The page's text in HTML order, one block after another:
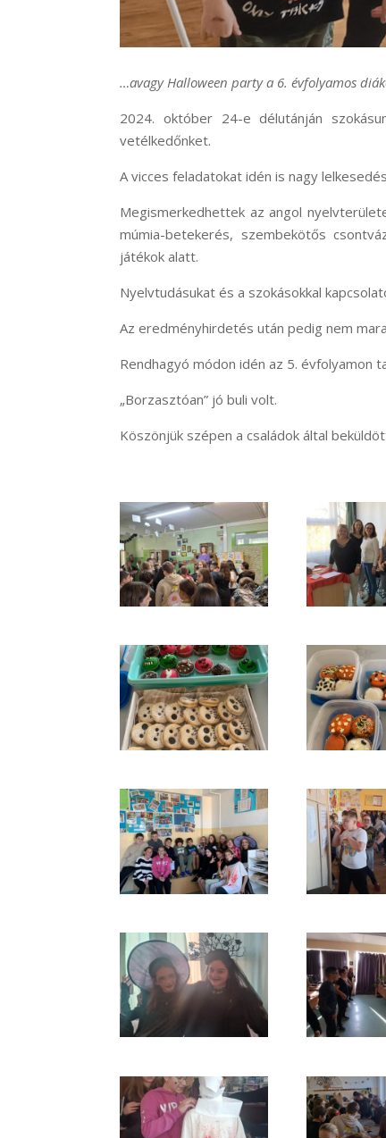
…avagy Halloween party a 6. évfolyamos
2024. október 24-e délutánján
vetélkedőnket.
A vicces feladatokat idén is nagy
Megismerkedhettek az angol
múmia-betekerés, szembekötős
játékok alatt.
Nyelvtudásukat és a szokásokkal
Az eredményhirdetés után pedig nem
Rendhagyó módon idén az 5. évfolyamon
„Borzasztóan” jó buli volt.
Köszönjük szépen a családok által